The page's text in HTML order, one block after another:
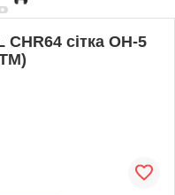
сітка OH-5